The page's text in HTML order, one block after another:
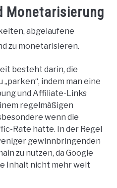
Monetarisierung
abgelaufene
zu monetarisieren.
besteht darin, die
indem man eine
und Affiliate-Links
regelmäßigen
wenn die
Rate hatte. In der Regel
gewinnbringenden
zu nutzen, da Google
Inhalt nicht mehr weit